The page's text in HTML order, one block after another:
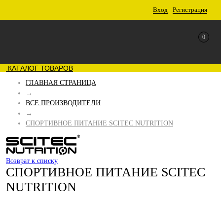
Вход Регистрация
0
КАТАЛОГ ТОВАРОВ
ГЛАВНАЯ СТРАНИЦА
→
ВСЕ ПРОИЗВОДИТЕЛИ
→
СПОРТИВНОЕ ПИТАНИЕ SCITEC NUTRITION
Возврат к списку
СПОРТИВНОЕ ПИТАНИЕ SCITEC
NUTRITION